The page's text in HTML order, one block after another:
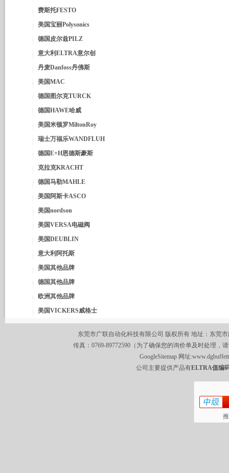
费斯托FESTO
美国宝丽Polysonics
德国皮尔兹PILZ
意大利ELTRA意尔创
丹麦Danfoss丹佛斯
美国MAC
德国图尔克TURCK
德国HAWE哈威
美国米顿罗MiltonRoy
瑞士万福乐WANDFLUH
德国E+H恩德斯豪斯
克拉克KRACHT
德国马勒MAHLE
美国阿斯卡ASCO
美国nordson
美国VERSA电磁阀
美国DEUBLIN
意大利阿托斯
美国其他品牌
德国其他品牌
欧洲其他品牌
美国VICKERS威格士
东莞市广联自动化科技有限公司 版权所有 地址：东莞
传真：0769-89772590（为了确保您的询价单及时处理，
GoogleSitemap 网址:
公司主要提供产品有ELTRA值编